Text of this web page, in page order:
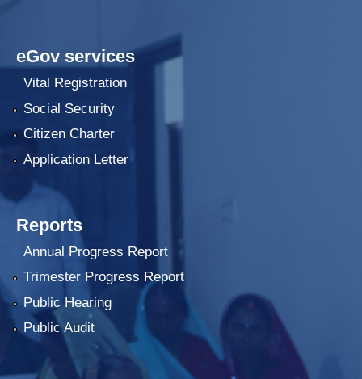
eGov services
Vital Registration
Social Security
Citizen Charter
Application Letter
Reports
Annual Progress Report
Trimester Progress Report
Public Hearing
Public Audit